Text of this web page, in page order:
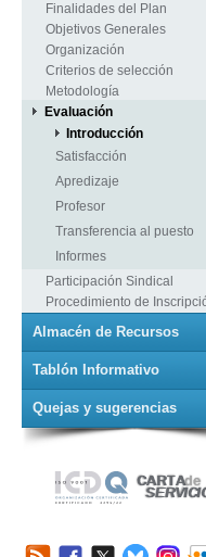
Finalidades del Plan
Objetivos Generales
Organización
Criterios de selección
Metodología
Evaluación
Introducción
Satisfacción
Apredizaje
Profesor
Transferencia al puesto
Informes
Participación Sindical
Procedimiento de
Almacén de Recursos
Tablón Informativo
Quejas y sugerencias